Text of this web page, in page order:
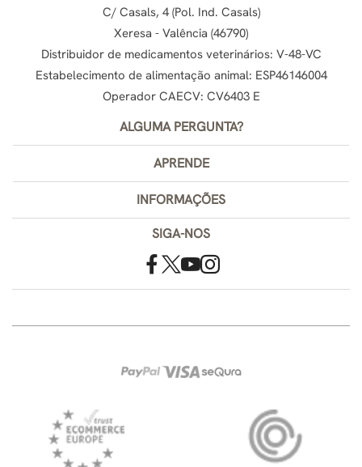
C/ Casals, 4 (Pol. Ind. Casals)
Xeresa - Valência (46790)
Distribuidor de medicamentos veterinários: V-48-VC
Estabelecimento de alimentação animal: ESP46146004
Operador CAECV: CV6403 E
ALGUMA PERGUNTA?
APRENDE
INFORMAÇÕES
SIGA-NOS